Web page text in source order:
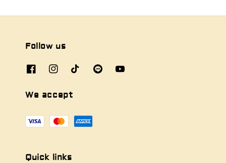
Follow us
We accept
Quick links